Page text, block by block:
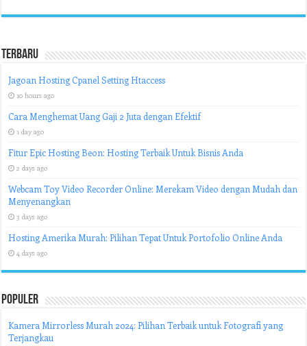
Terbaru
Jagoan Hosting Cpanel Setting Htaccess
10 hours ago
Cara Menghemat Uang Gaji 2 Juta dengan Efektif
1 day ago
Fitur Epic Hosting Beon: Hosting Terbaik Untuk Bisnis Anda
2 days ago
Webcam Toy Video Recorder Online: Merekam Video dengan Mudah dan
Menyenangkan
3 days ago
Hosting Amerika Murah: Pilihan Tepat Untuk Portofolio Online Anda
4 days ago
Populer
Kamera Mirrorless Murah 2024: Pilihan Terbaik untuk Fotografi yang
Terjangkau